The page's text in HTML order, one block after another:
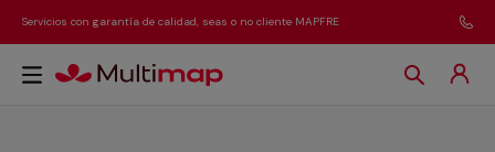
Servicios con garantía de calidad, seas o no cliente MAPFRE